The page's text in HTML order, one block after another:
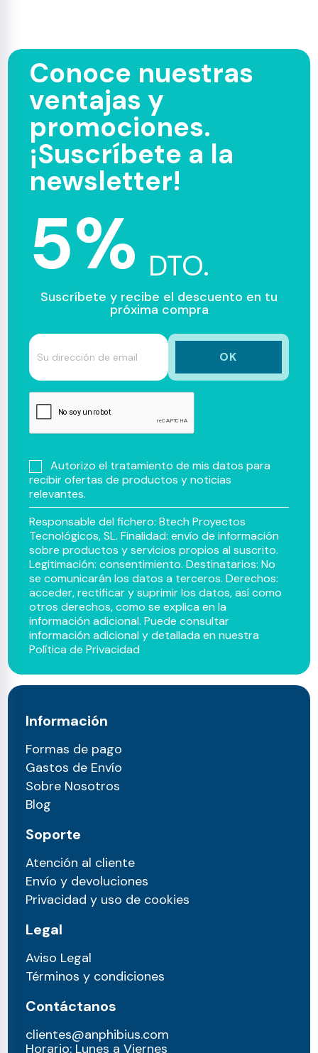
Conoce nuestras
ventajas y
promociones.
¡Suscríbete a la
newsletter!
5% DTO.
Suscríbete y recibe el descuento en tu
próxima compra
Autorizo el tratamiento de mis datos para
recibir ofertas de productos y noticias
relevantes.
Responsable del fichero: Btech Proyectos
Tecnológicos, SL. Finalidad: envío de información
sobre productos y servicios propios al suscrito.
Legitimación: consentimiento. Destinatarios: No
se comunicarán los datos a terceros. Derechos:
acceder, rectificar y suprimir los datos, así como
otros derechos, como se explica en la
información adicional. Puede consultar
información adicional y detallada en nuestra
Política de Privacidad
Información
Formas de pago
Gastos de Envío
Sobre Nosotros
Blog
Soporte
Atención al cliente
Envío y devoluciones
Privacidad y uso de cookies
Legal
Aviso Legal
Términos y condiciones
Contáctanos
clientes@anphibius.com
Horario: Lunes a Viernes